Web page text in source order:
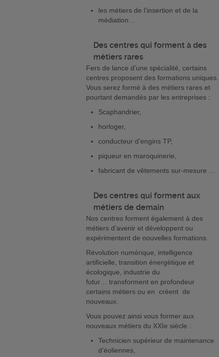
les métiers de l’insertion et de la
médiation…
Des centres qui forment à des
métiers rares
Fers de lance d’une spécialité, certains
centres proposent des formations uniques.
Vous serez formé à des métiers rares et
pourtant demandés par les entreprises :
Scaphandrier,
horloger,
conducteur d’engins TP,
piqueur en maroquinerie,
fabricant de vêtements sur-mesure …
Des centres qui forment aux
métiers de demain
Nos centres forment également à des
métiers d’avenir et développent ou
expérimentent de nouvelles formations.
Révolution numérique, intelligence
artificielle, transition énergétique et
écologique, industrie du
futur… transforment en profondeur
certains métiers ou en créent de
nouveaux.
Vous pouvez ainsi vous former aux
nouveaux métiers du XXIe siècle :
Technicien supérieur de maintenance
d’éoliennes,